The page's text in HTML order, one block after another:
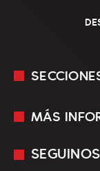
En Vivo
MÁS
Mediakit
SEGUINOS